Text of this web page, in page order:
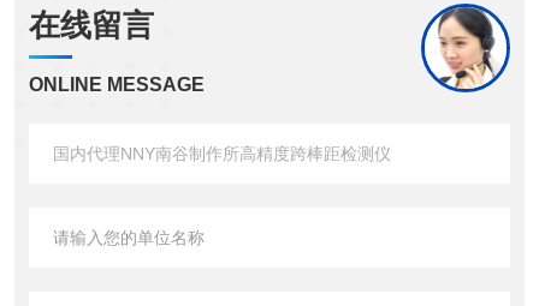
在线留言
ONLINE MESSAGE